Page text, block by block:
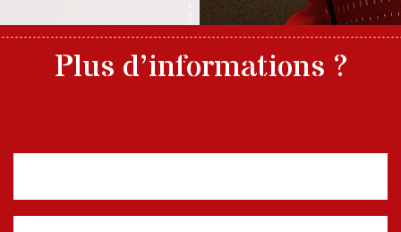
Plus d’informations ?